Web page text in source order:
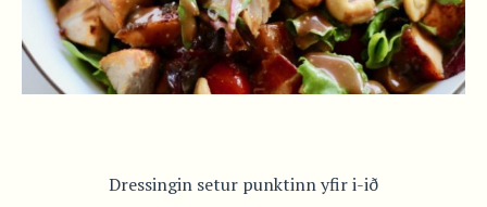
Dressingin setur punktinn yfir i-ið